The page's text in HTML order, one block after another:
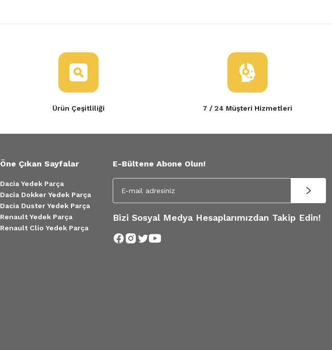
Ürün Çeşitliliği 7 / 24 Müşteri Hizmetleri
Öne Çıkan Sayfalar
Dacia Yedek Parça
Dacia Dokker Yedek Parça
Dacia Duster Yedek Parça
Renault Yedek Parça
Renault Clio Yedek Parça
E-Bültene Abone Olun!
Bizi Sosyal Medya Hesaplarımızdan Takip Edin!